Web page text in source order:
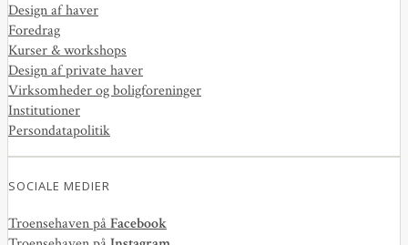
Design af haver
Foredrag
Kurser & workshops
Design af private haver
Virksomheder og boligforeninger
Institutioner
Persondatapolitik
SOCIALE MEDIER
Troensehaven påFacebook